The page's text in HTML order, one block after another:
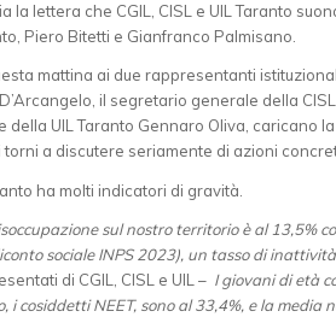
la lettera che CGIL, CISL e UIL Taranto
Piero Bitetti e Gianfranco Palmisano.
mattina ai due rappresentanti
il segretario generale della
UIL Taranto Gennaro Oliva, caricano
a discutere seriamente di azioni
ha molti indicatori di gravità.
sul nostro territorio è al 13,5%
sociale INPS 2023), un tasso di
di CGIL, CISL e UIL – I giovani di età
i cosiddetti NEET, sono al 33,4%, e la media